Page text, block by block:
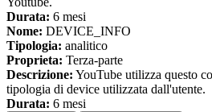
Durata: 6 mesi
Nome: DEVICE_INFO
Tipologia: analitico
Proprieta: Terza-parte
Descrizione: YouTube utilizza questo
tipologia di device utilizzata dall'utente.
Durata: 6 mesi